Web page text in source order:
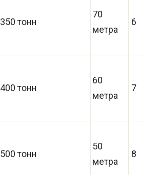
350 тонн
70
метра
6
400 тонн
60
метра
7
500 тонн
50
метра
8